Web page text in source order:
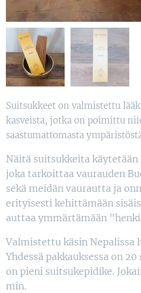
Suitsukkeet on valmistettu
kasveista, jotka on poimittu
saastumattomasta
Näitä suitsukkeita
joka tarkoittaa vaurauden
sekä meidän vaurautta ja
erityisesti kehittämään
auttaa ymmärtämään
Valmistettu käsin Nepalissa
Yhdessä pakkauksessa on
on pieni suitsukepidike.
min.